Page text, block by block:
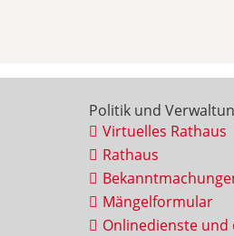
Politik und
Virtuelles Rathaus
Rathaus
Mängelformular
Onlinedienste